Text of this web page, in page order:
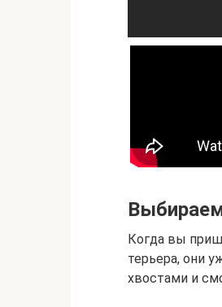
Когда вы
терьера, они
хвостами и